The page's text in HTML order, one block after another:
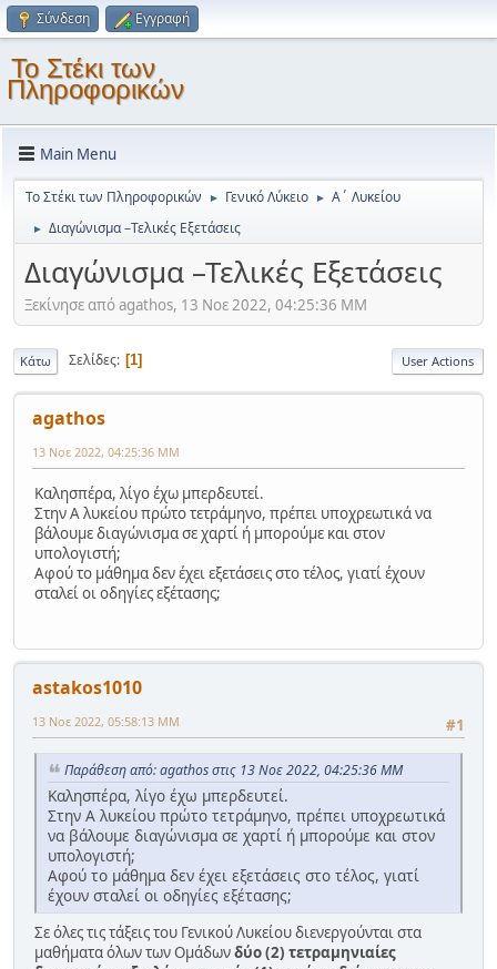
Σύνδεση Εγγραφή
Το Στέκι των
Πληροφορικών
Main Menu
Το Στέκι των Πληροφορικών ► Γενικό Λύκειο ► Α΄ Λυκείου
► Διαγώνισμα –Τελικές Εξετάσεις
Διαγώνισμα –Τελικές Εξετάσεις
Ξεκίνησε από agathos, 13 Νοε 2022, 04:25:36 ΜΜ
Κάτω Σελίδες 1 User Actions
agathos
13 Νοε 2022, 04:25:36 ΜΜ
Καλησπέρα, λίγο έχω μπερδευτεί.
Στην Α λυκείου πρώτο τετράμηνο, πρέπει υποχρεωτικά να
βάλουμε διαγώνισμα σε χαρτί ή μπορούμε και στον
υπολογιστή;
Αφού το μάθημα δεν έχει εξετάσεις στο τέλος, γιατί έχουν
σταλεί οι οδηγίες εξέτασης;
astakos1010
#1
13 Νοε 2022, 05:58:13 ΜΜ
Παράθεση από: agathos στις 13 Νοε 2022, 04:25:36 ΜΜ
Καλησπέρα, λίγο έχω μπερδευτεί.
Στην Α λυκείου πρώτο τετράμηνο, πρέπει υποχρεωτικά
να βάλουμε διαγώνισμα σε χαρτί ή μπορούμε και στον
υπολογιστή;
Αφού το μάθημα δεν έχει εξετάσεις στο τέλος, γιατί
έχουν σταλεί οι οδηγίες εξέτασης;
Σε όλες τις τάξεις του Γενικού Λυκείου διενεργούνται στα
μαθήματα όλων των Ομάδωνδύο (2) τετραμηνιαίες